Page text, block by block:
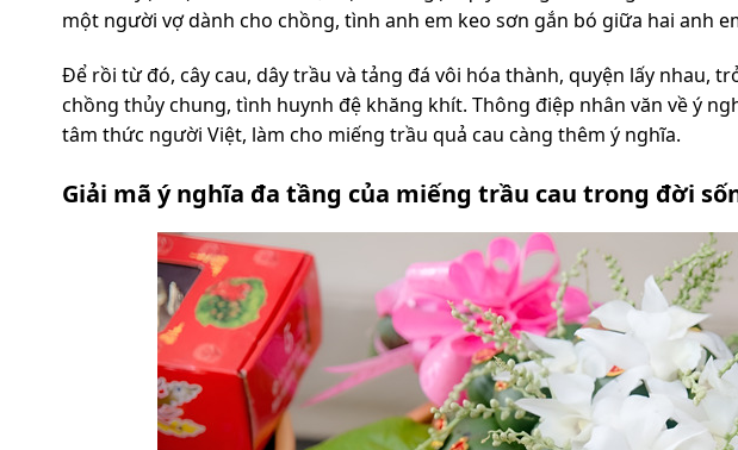
một người vợ dành cho chồng, tình anh em keo sơn gắn bó giữa hai anh
Để rồi từ đó, cây cau, dây trầu và tảng đá vôi hóa thành, quyện lấy nhau,
chồng thủy chung, tình huynh đệ khăng khít. Thông điệp nhân văn về ý
tâm thức người Việt, làm cho miếng trầu quả cau càng thêm ý nghĩa.
Giải mã ý nghĩa đa tầng của miếng trầu cau trong đời